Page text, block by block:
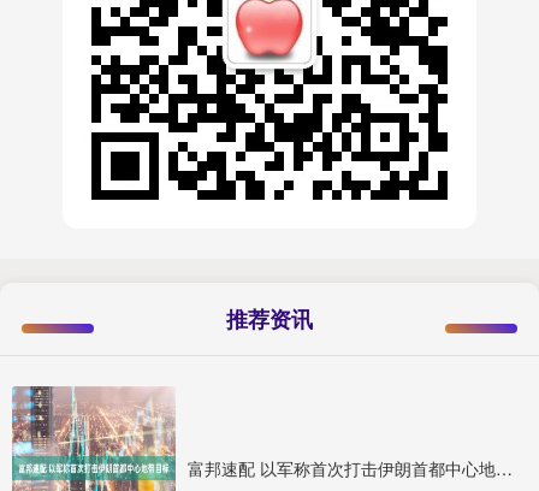
推荐资讯
富邦速配 以军称首次打击伊朗首都中心地带目标